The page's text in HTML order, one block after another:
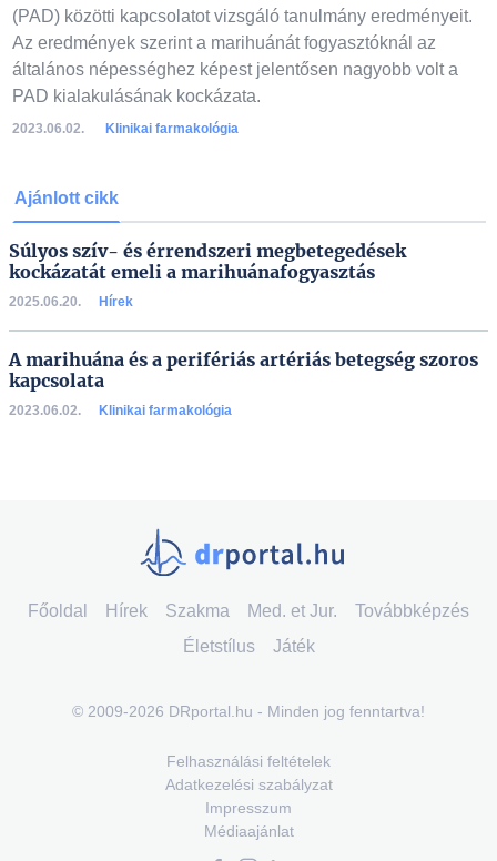
(PAD) közötti kapcsolatot vizsgáló tanulmány eredményeit.
Az eredmények szerint a marihuánát fogyasztóknál az
általános népességhez képest jelentősen nagyobb volt a
PAD kialakulásának kockázata.
2023.06.02. Klinikai farmakológia
Ajánlott cikk
Súlyos szív- és érrendszeri megbetegedések
kockázatát emeli a marihuánafogyasztás
2025.06.20. Hírek
A marihuána és a perifériás artériás betegség szoros
kapcsolata
2023.06.02. Klinikai farmakológia
Főoldal Hírek Szakma Med. et Jur.
Továbbképzés
Életstílus
Játék
© 2009-2026 DRportal.hu - Minden jog fenntartva!
Felhasználási feltételek
Adatkezelési szabályzat
Impresszum
Médiaajánlat